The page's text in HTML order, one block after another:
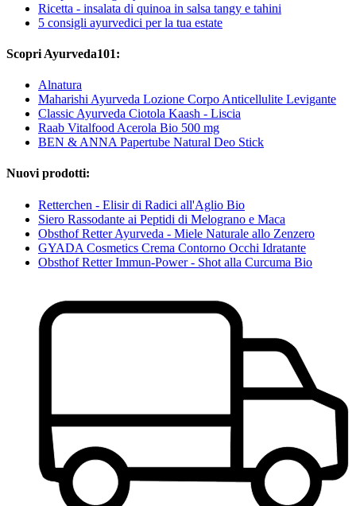
Ricetta - insalata di quinoa in salsa tangy e tahini
5 consigli ayurvedici per la tua estate
Scopri Ayurveda101:
Alnatura
Maharishi Ayurveda Lozione Corpo Anticellulite Levigante
Classic Ayurveda Ciotola Kaash - Liscia
Raab Vitalfood Acerola Bio 500 mg
BEN & ANNA Papertube Natural Deo Stick
Nuovi prodotti:
Retterchen - Elisir di Radici all'Aglio Bio
Siero Rassodante ai Peptidi di Melograno e Maca
Obsthof Retter Ayurveda - Miele Naturale allo Zenzero
GYADA Cosmetics Crema Contorno Occhi Idratante
Obsthof Retter Immun-Power - Shot alla Curcuma Bio